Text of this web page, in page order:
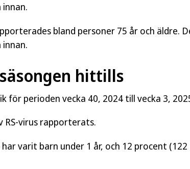
bland personer 75 år och äldre.
hittills
perioden vecka 40, 2024 till vecka 3,
RS-virus rapporterats.
varit barn under 1 år, och 12 procent